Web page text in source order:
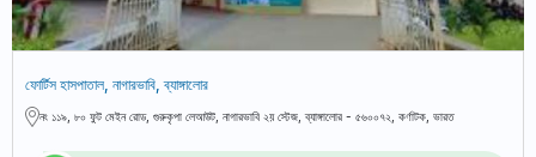
ফোর্টিস হাসপাতাল, নাগারভাবি, ব্যাঙ্গালোর
নং ১১৯, ৮০ ফুট মেইন রোড, গুরুকৃপা লেআউট, নাগারভাবি ২য় স্টেজ, ব্যাঙ্গালোর - ৫৬০০৭২, কর্ণাটক, ভারত